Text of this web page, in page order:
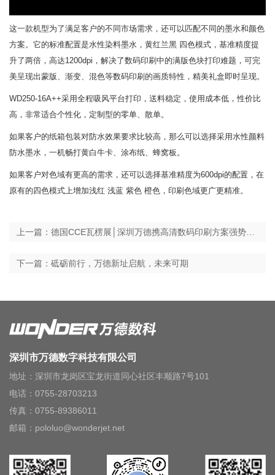
这一款机型为了满足客户的不同市场需求，还可以匹配不同的墨水和颜色
方案。它的标准配置是水性染料墨水，黄红兰黑 四色模式，基准精度提
升了两倍，高达1200dpi，解决了数码印刷中的满版色块打印难题，可完
美呈现出蒙版、渐变、混色等数码印刷的画质特性，精美礼盒即时呈现。
WD250-16A++采用全程吸风平台打印，送料稳定，使用成本低，性价比
高，非常适合个性化，定制型的零单、散单。
如果客户的纸箱包装对防水效果要求比较高，那么可以选择采用水性颜料
防水墨水，一机畅打黄白牛卡、涂布纸、蜂窝板。
如果客户对色域有更高的需求，还可以选择基准精度为600dpi的配置，在
原有的四色模式上增加浅红 浅蓝 紫色 橙色，印刷色域更广更精准。
上一篇：德国CCE瓦楞展│深圳万德携高清数码印刷方案强势回归，斩获订单2000万！
下一篇：砥砺前行，万德新址启航，未来可期
深圳市万德数字科技有限公司
地址：深圳市龙岗区宝龙街道同心社区丰顺路7号101
电话：0755-28703213
传真：0755-89386011
邮箱：pololuo@wonderjet.net